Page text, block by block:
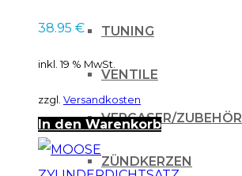
TUNING
VENTILE
VERGASER/ZUBEHÖR
ZÜNDKERZEN
38.95 €
inkl. 19 % MwSt.
zzgl. Versandkosten
In den Warenkorb